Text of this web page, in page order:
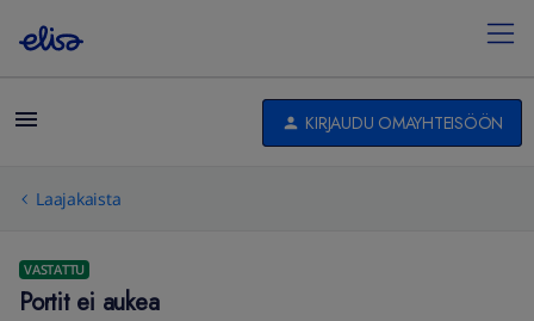
KIRJAUDU OMAYHTEISÖÖN
Laajakaista
VASTATTU
Portit ei aukea